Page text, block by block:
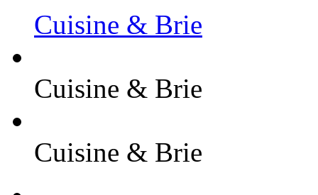
Cuisine & Brie
Cuisine & Brie
Cuisine & Brie